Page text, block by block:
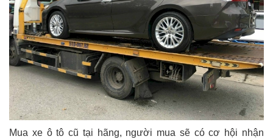
Mua xe ô tô cũ tại hãng, người mua sẽ có cơ hội nhận